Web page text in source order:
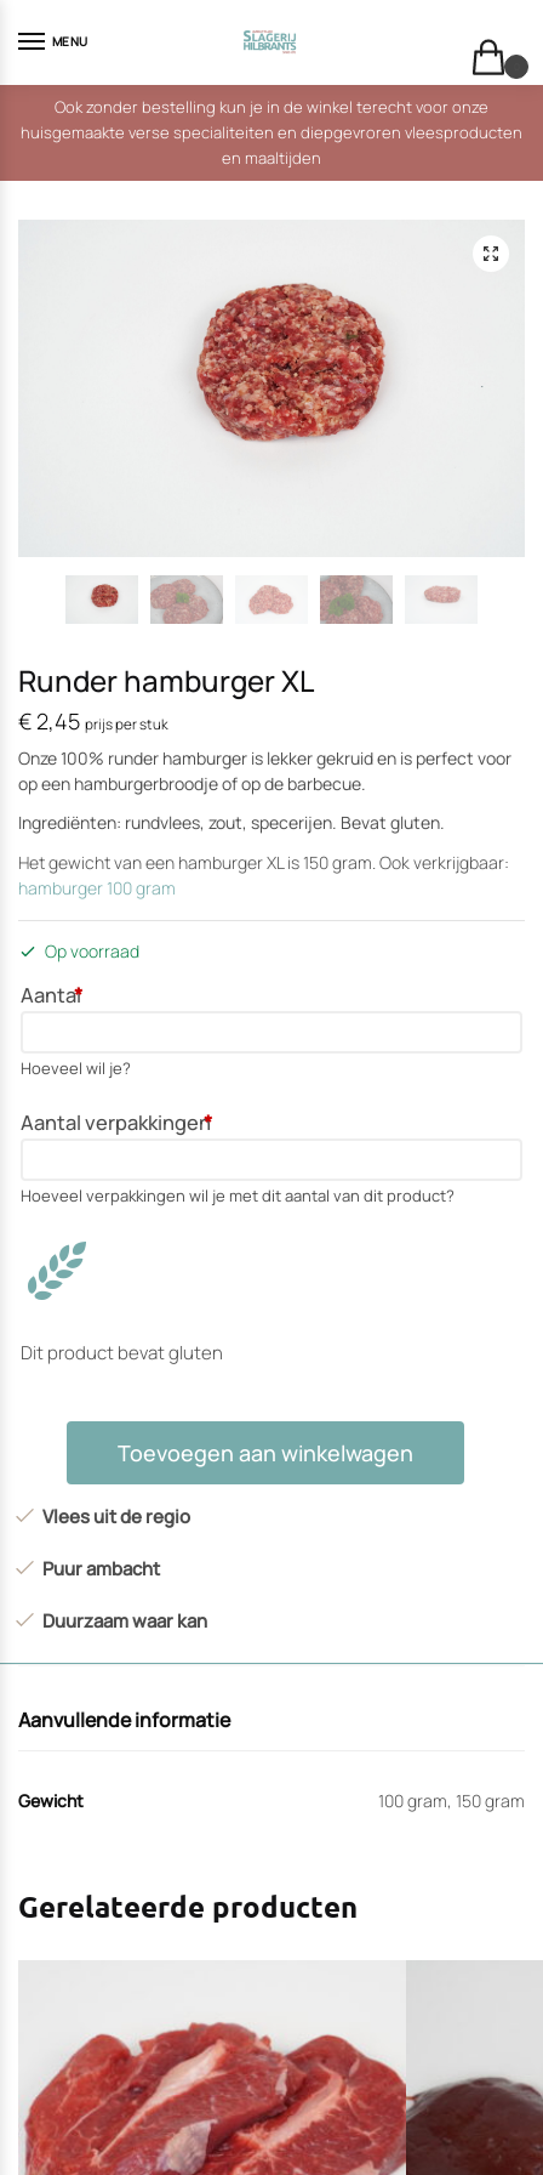
MENU
Ook zonder bestelling kun je in de winkel terecht voor onze
huisgemaakte verse specialiteiten en diepgevroren vleesproducten
en maaltijden
Runder hamburger XL
€ 2,45 prijs per stuk
Onze 100% runder hamburger is lekker gekruid en is perfect voor
op een hamburgerbroodje of op de barbecue.
Ingrediënten: rundvlees, zout, specerijen. Bevat gluten.
Het gewicht van een hamburger XL is 150 gram. Ook verkrijgbaar:
hamburger 100 gram
Op voorraad
Aantal
*
Hoeveel wil je?
Aantal verpakkingen
*
Hoeveel verpakkingen wil je met dit aantal van dit product?
Dit product bevat gluten
Runder
aantal
Toevoegen aan winkelwagen
Vlees uit de regio
Puur ambacht
Duurzaam waar kan
Aanvullende informatie
Gewicht 100 gram, 150 gram
Gerelateerde producten